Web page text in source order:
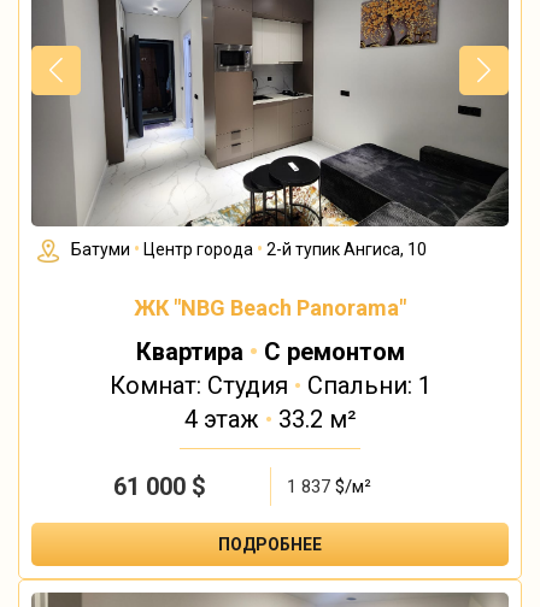
Батуми • Центр города • 2-й тупик Ангиса, 10
ЖК "NBG Beach Panorama"
Квартира • С ремонтом
Комнат: Студия • Спальни: 1
4 этаж • 33.2 м²
61 000 $ 1 837 $/м²
ПОДРОБНЕЕ